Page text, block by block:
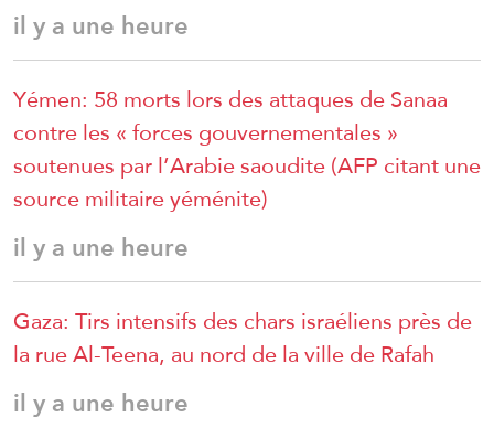
il y a une heure
Yémen: 58 morts lors des attaques de Sanaa
contre les « forces gouvernementales »
soutenues par l’Arabie saoudite (AFP citant une
source militaire yéménite)
il y a une heure
Gaza: Tirs intensifs des chars israéliens près de
la rue Al-Teena, au nord de la ville de Rafah
il y a une heure